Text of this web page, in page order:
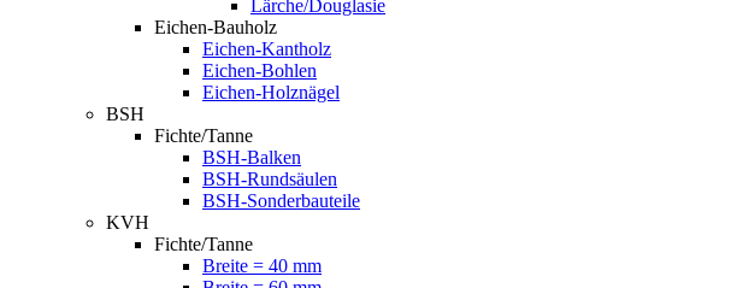
Lärche/Douglasie
Eichen-Bauholz
Eichen-Kantholz
Eichen-Bohlen
Eichen-Holznägel
BSH
Fichte/Tanne
BSH-Balken
BSH-Rundsäulen
BSH-Sonderbauteile
KVH
Fichte/Tanne
Breite = 40 mm